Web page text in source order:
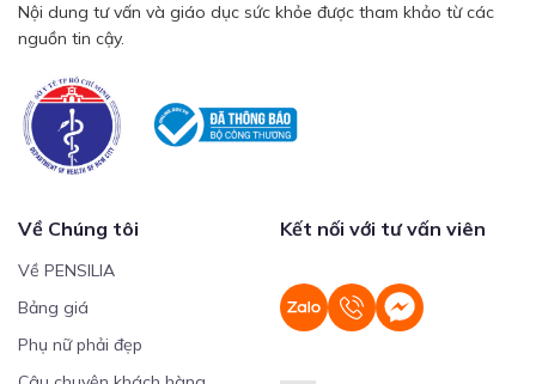
Nội dung tư vấn và giáo dục sức khỏe được tham khảo từ các
nguồn tin cậy.
Về Chúng tôi
Về PENSILIA
Bảng giá
Phụ nữ phải đẹp
Kết nối với tư vấn viên